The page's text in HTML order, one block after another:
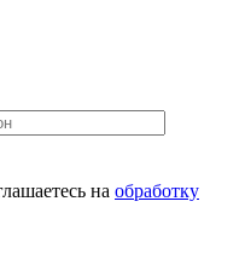
на обработку